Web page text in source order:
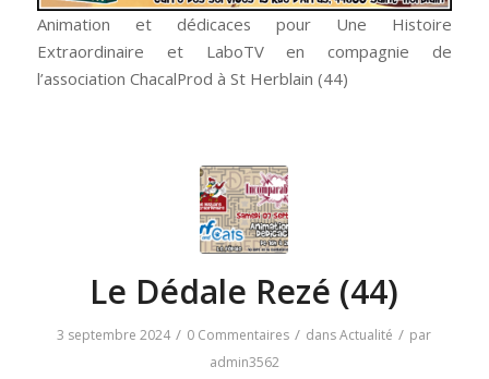
Animation et dédicaces pour Une Histoire
Extraordinaire et LaboTV en compagnie de
l’association ChacalProd à St Herblain (44)
Le Dédale Rezé (44)
3 septembre 2024 / 0 Commentaires / dansActualité / par
admin3562